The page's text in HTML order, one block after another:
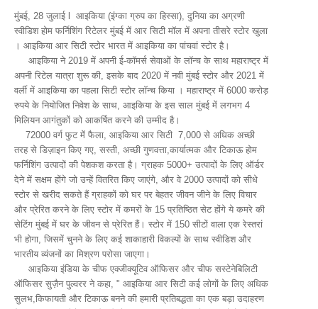
मुंबई, 28 जुलाई l आइकिया (इंग्का ग्रुप का हिस्सा), दुनिया का अग्रणी
स्वीडिश होम फर्निशिंग रिटेलर मुंबई में आर सिटी मॉल में अपना तीसरे स्टोर खुला
। आइकिया आर सिटी स्टोर भारत में आइकिया का पांचवां स्टोर है।
आइकिया ने 2019 में अपनी ई-कॉमर्स सेवाओं के लॉन्च के साथ महाराष्ट्र में
अपनी रिटेल यात्रा शुरू की, इसके बाद 2020 में नवी मुंबई स्टोर और 2021 में
वर्ली में आइकिया का पहला सिटी स्टोर लॉन्च किया । महाराष्ट्र में 6000 करोड़
रुपये के नियोजित निवेश के साथ, आइकिया के इस साल मुंबई में लगभग 4
मिलियन आगंतुकों को आकर्षित करने की उम्मीद है।
72000 वर्ग फुट में फैला, आइकिया आर सिटी 7,000 से अधिक अच्छी
तरह से डिज़ाइन किए गए, सस्ती, अच्छी गुणवत्ता,कार्यात्मक और टिकाऊ होम
फर्निशिंग उत्पादों की पेशकश करता है। ग्राहक 5000+ उत्पादों के लिए ऑर्डर
देने में सक्षम होंगे जो उन्हें वितरित किए जाएंगे, और वे 2000 उत्पादों को सीधे
स्टोर से खरीद सकते हैं ग्राहकों को घर पर बेहतर जीवन जीने के लिए विचार
और प्रेरित करने के लिए स्टोर में कमरों के 15 प्रतिष्ठित सेट होंगे ये कमरे की
सेटिंग मुंबई में घर के जीवन से प्रेरित हैं। स्टोर में 150 सीटों वाला एक रेस्तरां
भी होगा, जिसमें चुनने के लिए कई शाकाहारी विकल्पों के साथ स्वीडिश और
भारतीय व्यंजनों का मिश्रण परोसा जाएगा।
आइकिया इंडिया के चीफ एक्जीक्यूटिव ऑफिसर और चीफ सस्टेनेबिलिटी
ऑफिसर सुज़ैन पुल्वरर ने कहा, " आइकिया आर सिटी कई लोगों के लिए अधिक
सुलभ,किफायती और टिकाऊ बनने की हमारी प्रतिबद्धता का एक बड़ा उदाहरण